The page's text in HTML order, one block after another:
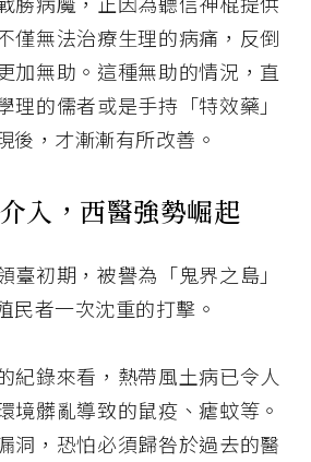
僅無法治療生理的病痛，反倒
加無助。這種無助的情況，直
理的儒者或是手持「特效藥」
後，才漸漸有所改善。
入，西醫強勢崛起
臺初期，被譽為「鬼界之島」
民者一次沈重的打擊。
紀錄來看，熱帶風土病已令人
境髒亂導致的鼠疫、瘧蚊等。
洞，恐怕必須歸咎於過去的醫